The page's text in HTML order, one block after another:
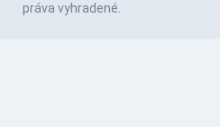
práva vyhradené.